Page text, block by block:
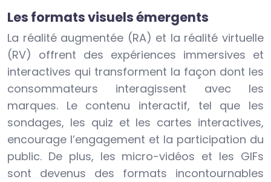
Les formats visuels émergents
La réalité augmentée (RA) et la réalité virtuelle
(RV) offrent des expériences immersives et
interactives qui transforment la façon dont les
consommateurs interagissent avec les
marques. Le contenu interactif, tel que les
sondages, les quiz et les cartes interactives,
encourage l’engagement et la participation du
public. De plus, les micro-vidéos et les GIFs
sont devenus des formats incontournables